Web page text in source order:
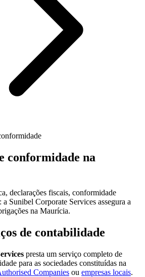
conformidade na
declarações fiscais, conformidade
Sunibel Corporate Services assegura a
na Maurícia.
de contabilidade
presta um serviço completo de
para as sociedades constituídas na
Companies ou empresas locais.